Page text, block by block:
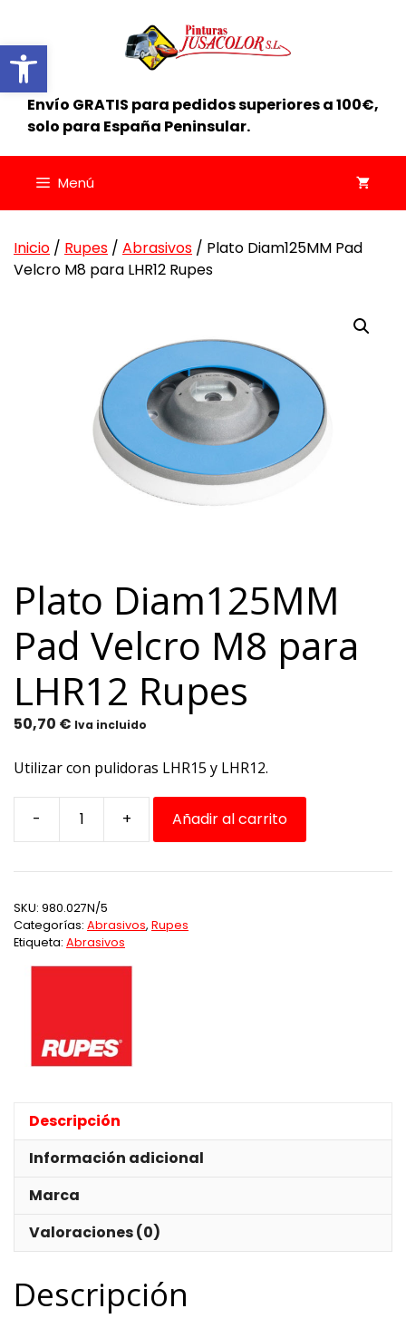
Abrir barra de herramientas
contenido
Envío GRATIS para pedidos superiores a 100€,
solo para España Peninsular.
Menú
Inicio / Rupes / Abrasivos / Plato Diam125MM Pad
Velcro M8 para LHR12 Rupes
Plato Diam125MM
Pad Velcro M8 para
LHR12 Rupes
50,70 € Iva incluido
Utilizar con pulidoras LHR15 y LHR12.
-
Plato
Pad
para
+ Añadir al carrito
SKU: 980.027N/5
Categorías: Abrasivos, Rupes
Etiqueta: Abrasivos
Descripción
Información adicional
Marca
Valoraciones (0)
Descripción